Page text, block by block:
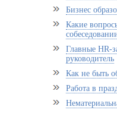
Бизнес
Какие
Главные HR-
руководитель
Как не быть
Работа в